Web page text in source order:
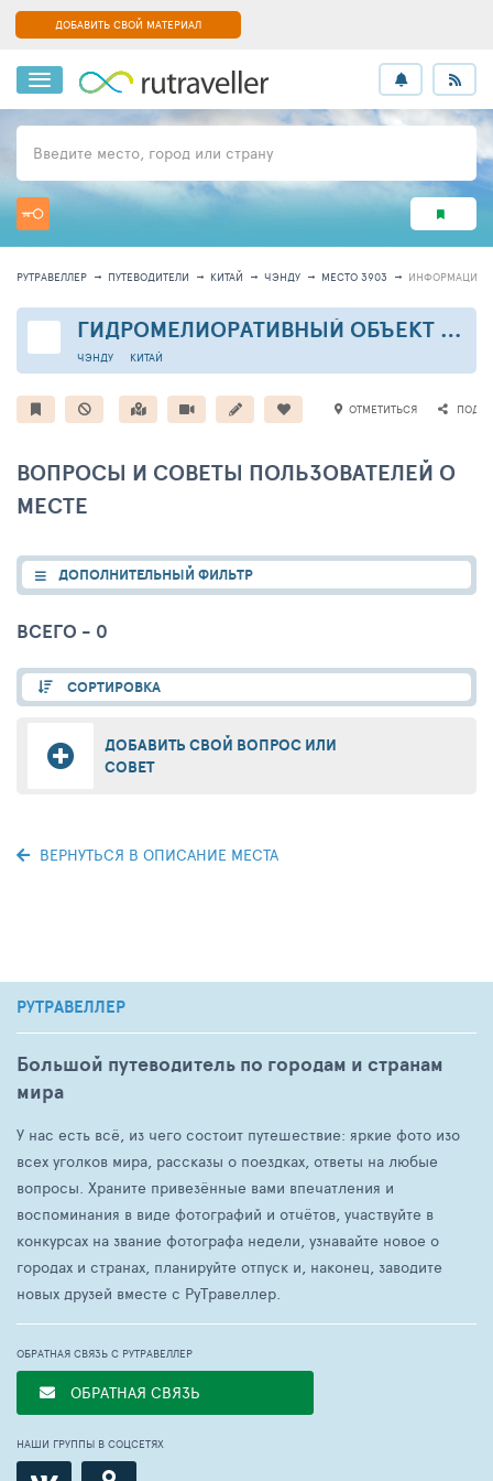
ДОБАВИТЬ СВОЙ МАТЕРИАЛ
Введите место, город или страну
РУТРАВЕЛЛЕР ПУТЕВОДИТЕЛИ КИТАЙ ЧЭНДУ МЕСТО 3903 ИНФОРМАЦИЯ
ГИДРОМЕЛИОРАТИВНЫЙ ОБЪЕКТ ДУЦЗЯ-ЯНЬ
КИТАЙ
ЧЭНДУ
ОТМЕТИТЬСЯ
ВОПРОСЫ И СОВЕТЫ ПОЛЬЗОВАТЕЛЕЙ О
МЕСТЕ
ДОПОЛНИТЕЛЬНЫЙ ФИЛЬТР
ВСЕГО - 0
СОРТИРОВКА
ДОБАВИТЬ СВОЙ ВОПРОС ИЛИ
СОВЕТ
ВЕРНУТЬСЯ В ОПИСАНИЕ МЕСТА
РУТРАВЕЛЛЕР
Большой путеводитель по городам и странам
мира
У нас есть всё, из чего состоит путешествие: яркие фото изо
всех уголков мира, рассказы о поездках, ответы на любые
вопросы. Храните привезённые вами впечатления и
воспоминания в виде фотографий и отчётов, участвуйте в
конкурсах на звание фотографа недели, узнавайте новое о
городах и странах, планируйте отпуск и, наконец, заводите
новых друзей вместе с РуТравеллер.
ОБРАТНАЯ СВЯЗЬ С РУТРАВЕЛЛЕР
ОБРАТНАЯ СВЯЗЬ
НАШИ ГРУППЫ В СОЦСЕТЯХ